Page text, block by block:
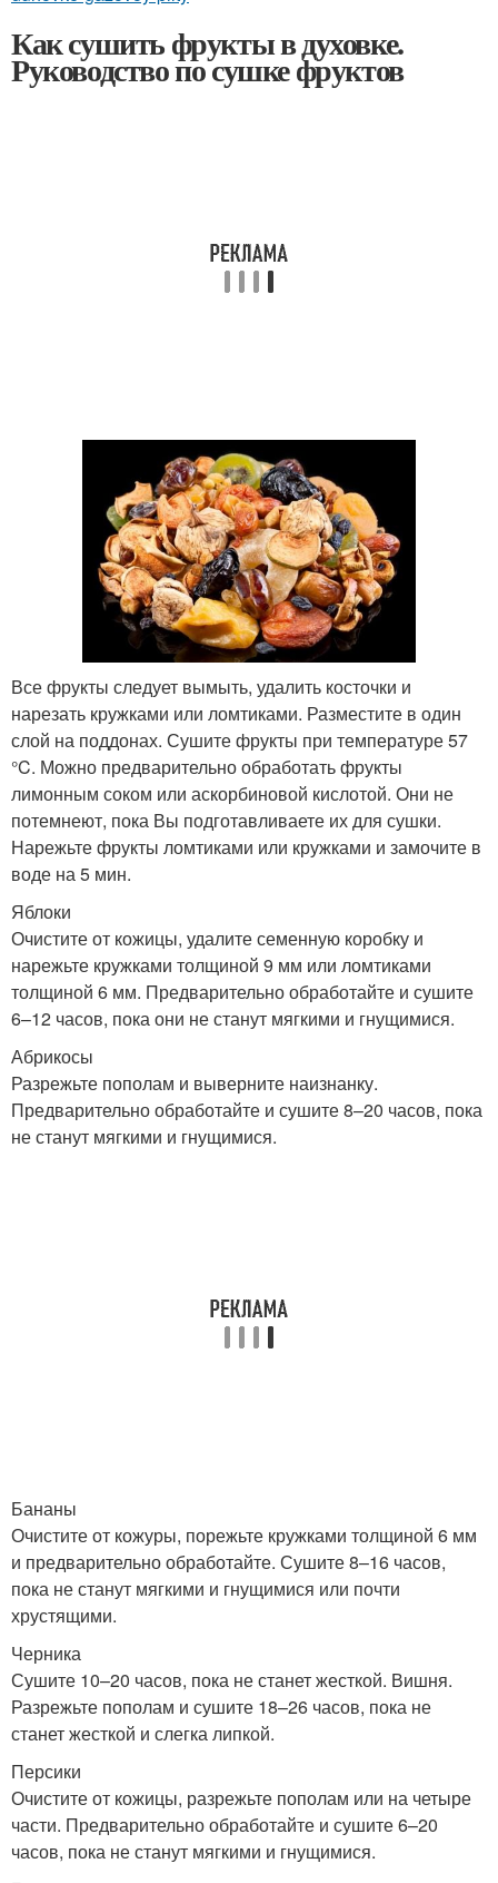
Как сушить фрукты в духовке.
Руководство по сушке фруктов
Все фрукты следует вымыть, удалить косточки и
нарезать кружками или ломтиками. Разместите в один
слой на поддонах. Сушите фрукты при температуре 57
°C. Можно предварительно обработать фрукты
лимонным соком или аскорбиновой кислотой. Они не
потемнеют, пока Вы подготавливаете их для сушки.
Нарежьте фрукты ломтиками или кружками и замочите в
воде на 5 мин.
Яблоки
Очистите от кожицы, удалите семенную коробку и
нарежьте кружками толщиной 9 мм или ломтиками
толщиной 6 мм. Предварительно обработайте и сушите
6–12 часов, пока они не станут мягкими и гнущимися.
Абрикосы
Разрежьте пополам и выверните наизнанку.
Предварительно обработайте и сушите 8–20 часов, пока
не станут мягкими и гнущимися.
Бананы
Очистите от кожуры, порежьте кружками толщиной 6 мм
и предварительно обработайте. Сушите 8–16 часов,
пока не станут мягкими и гнущимися или почти
хрустящими.
Черника
Сушите 10–20 часов, пока не станет жесткой. Вишня.
Разрежьте пополам и сушите 18–26 часов, пока не
станет жесткой и слегка липкой.
Персики
Очистите от кожицы, разрежьте пополам или на четыре
части. Предварительно обработайте и сушите 6–20
часов, пока не станут мягкими и гнущимися.